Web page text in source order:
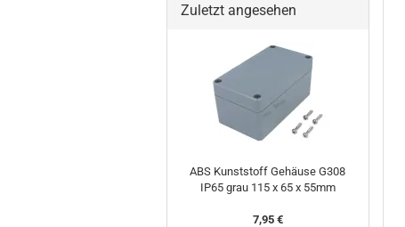
Zuletzt angesehen
ABS Kunststoff Gehäuse G308
IP65 grau 115 x 65 x 55mm
7,95 €